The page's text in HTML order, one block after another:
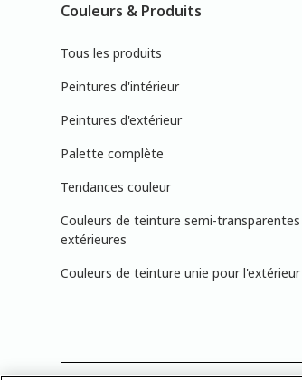
Couleurs & Produits
Tous les produits
Peintures d'intérieur
Peintures d'extérieur
Palette complète
Tendances couleur
Couleurs de teinture semi-transparentes
extérieures
Couleurs de teinture unie pour l'extérieur